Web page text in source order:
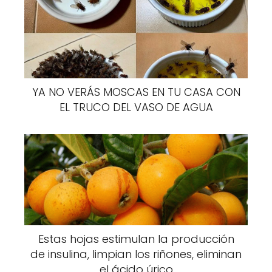
Sin embargo, existe un método que realmente
puede hacer que el sueño inadecuado por la
noche sea cosa del pasado. No hablamos de
somníferos que se encuentran fácilmente en
el mercado, sino de un remedio
completamente natural como es el té de
plátano y canela.
Además, esta solución también es
especialmente económica y sencilla de
preparar. ¿Pero por qué el plátano? ¿Cuáles
son las propiedades de esta fruta que
encontramos frecuentemente en nuestras
mesas?
YA NO VERÁS MOSCAS EN TU CASA CON
EL TRUCO DEL VASO DE AGUA
Estas hojas estimulan la producción
de insulina, limpian los riñones, eliminan